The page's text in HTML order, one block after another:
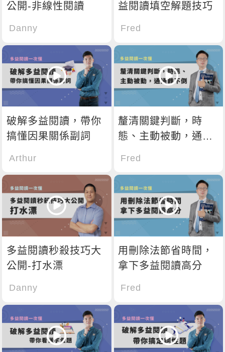
公開-非線性閱讀
Danny
益閱讀填空解題技巧
Fred
破解多益閱讀，帶你
搞懂因果關係副詞
Arthur
釐清關鍵判斷，時
態、主動被動，通通
Fred
多益閱讀秒殺技巧大
公開-打水漂
Danny
用刪除法節省時間，
拿下多益閱讀高分
Fred